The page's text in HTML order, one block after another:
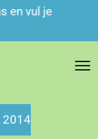
en vul je
2014